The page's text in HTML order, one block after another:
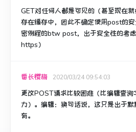
GET对任何人都是可见的（甚至现在
存在缓存中，因此不确定使用post的
密例程的btw post，出于安全性的考
https）
番长樱梅 2020/03/24 09:54:03
更改POST请求比较困难（比编辑查询
力）。 编辑： 换句话说，这只是出于
有。